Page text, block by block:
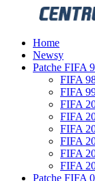
Home
Newsy
Patche FIFA
FIFA
FIFA
FIFA
FIFA
FIFA
FIFA
FIFA
FIFA
Patche FIFA